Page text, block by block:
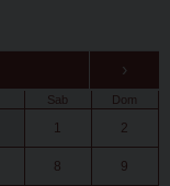
›
Sab Dom
1 2
8 9